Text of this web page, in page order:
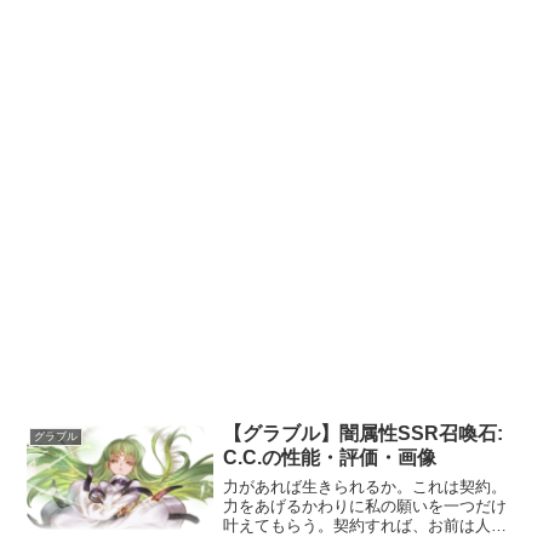
グラブル
【グラブル】闇属性SSR召喚石:
C.C.の性能・評価・画像
力があれば生きられるか。これは契約。
力をあげるかわりに私の願いを一つだけ
叶えてもらう。契約すれば、お前は人の